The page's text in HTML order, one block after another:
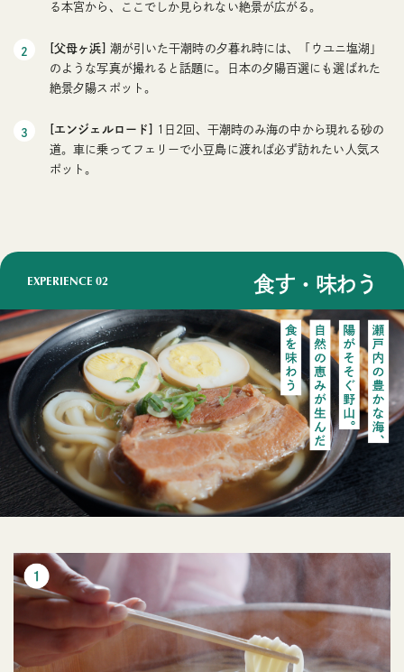
る本宮から、ここでしか見られない絶景が広がる。
[父母ヶ浜]
潮が引いた干潮時の夕暮れ時には、「ウユニ塩湖」
のような写真が撮れると話題に。日本の夕陽百選にも選ばれた
絶景夕陽スポット。
[エンジェルロード]
1日2回、干潮時のみ海の中から現れる砂の
道。車に乗ってフェリーで小豆島に渡れば必ず訪れたい人気ス
ポット。
EXPERIENCE 02 食す・味わう